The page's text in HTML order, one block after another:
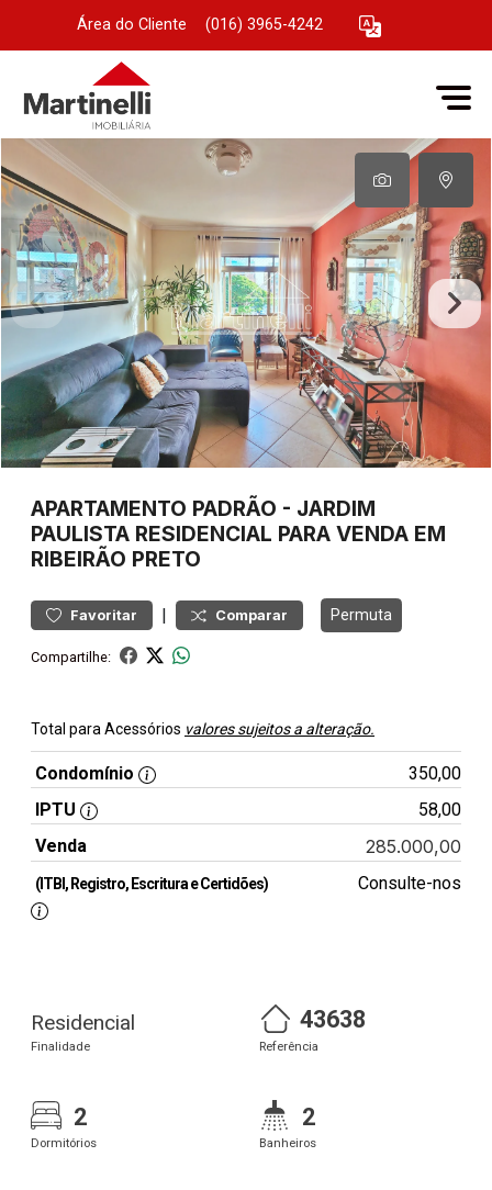
Área do Cliente (016) 3965-4242
APARTAMENTO PADRÃO - JARDIM
PAULISTA RESIDENCIAL PARA VENDA EM
RIBEIRÃO PRETO
Favoritar | Comparar Permuta
Compartilhe:
Total para Acessórios valores sujeitos a alteração.
Condomínio
350,00
IPTU
58,00
Venda
285.000,00
(ITBI, Registro, Escritura e Certidões) Consulte-nos
Residencial
Finalidade
43638
Referência
2
Dormitórios
2
Banheiros